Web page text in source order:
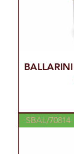
SBAL/70814